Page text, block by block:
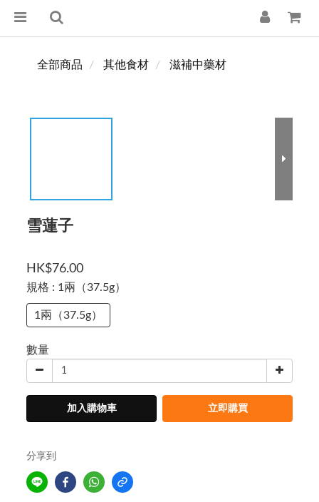
全部商品 其他食材 滋補中藥材
雪蓮子
HK$76.00
規格 : 1兩（37.5g）
1兩（37.5g）
數量
加入購物車 立即購買
分享到